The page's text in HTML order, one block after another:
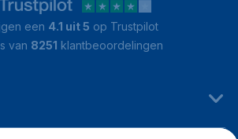
een 4.1 uit 5 op Trustpilot
van 8251 klantbeoordelingen